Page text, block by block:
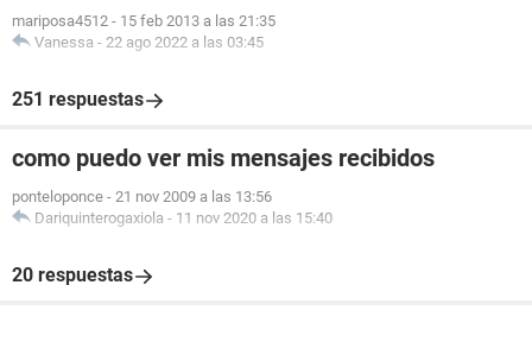
mariposa4512 - 15 feb 2013 a las 21:35
Vanessa - 22 ago 2022 a las 03:45
251 respuestas
como puedo ver mis mensajes recibidos
ponteloponce - 21 nov 2009 a las 13:56
Dariquinterogaxiola - 11 nov 2020 a las 15:40
20 respuestas